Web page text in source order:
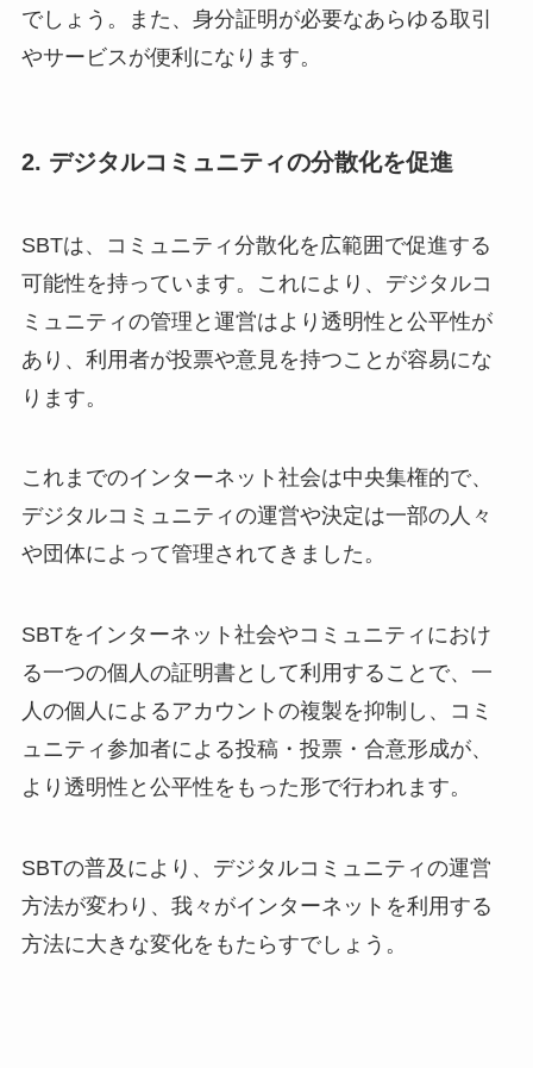
でしょう。また、身分証明が必要なあらゆる取引
やサービスが便利になります。
2. デジタルコミュニティの分散化を促進
SBTは、コミュニティ分散化を広範囲で促進する
可能性を持っています。これにより、デジタルコ
ミュニティの管理と運営はより透明性と公平性が
あり、利用者が投票や意見を持つことが容易にな
ります。
これまでのインターネット社会は中央集権的で、
デジタルコミュニティの運営や決定は一部の人々
や団体によって管理されてきました。
SBTをインターネット社会やコミュニティにおけ
る一つの個人の証明書として利用することで、一
人の個人によるアカウントの複製を抑制し、コミ
ュニティ参加者による投稿・投票・合意形成が、
より透明性と公平性をもった形で行われます。
SBTの普及により、デジタルコミュニティの運営
方法が変わり、我々がインターネットを利用する
方法に大きな変化をもたらすでしょう。